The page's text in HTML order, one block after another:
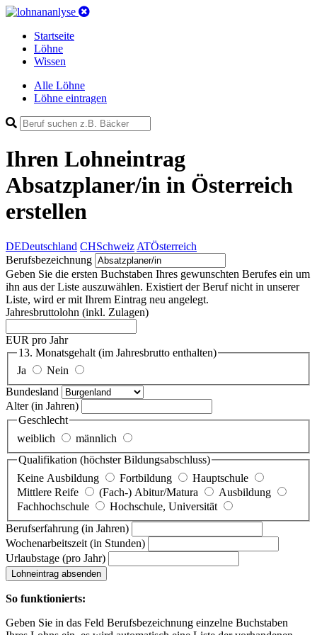
Startseite
Löhne
Wissen
Alle Löhne
Löhne eintragen
Ihren Lohneintrag
Absatzplaner/in in Österreich
erstellen
DEDeutschland CHSchweiz ATÖsterreich
Berufsbezeichnung
Geben Sie die ersten Buchstaben Ihres gewunschten Berufes ein um
ihn aus der Liste auszuwählen. Existiert der Beruf nicht in unserer
Liste, wird er mit Ihrem Eintrag neu angelegt.
Jahresbruttolohn (inkl. Zulagen)
EUR pro Jahr
13. Monatsgehalt (im Jahresbrutto enthalten)
Ja
Nein
Bundesland
Alter(in Jahren)
Geschlecht
weiblich
männlich
Qualifikation (höchster Bildungsabschluss)
Keine Ausbildung
Fortbildung
Hauptschule
Mittlere Reife
(Fach-) Abitur/Matura
Ausbildung
Fachhochschule
Hochschule, Universität
Berufserfahrung (in Jahren)
Wochenarbeitszeit (in Stunden)
Urlaubstage (pro Jahr)
Lohneintrag absenden
So funktionierts:
Geben Sie in das Feld Berufsbezeichnung einzelne Buchstaben